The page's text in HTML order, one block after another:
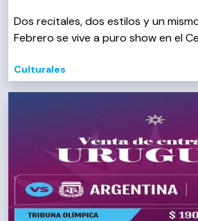
Dos recitales, dos estilos y un
Febrero se vive a puro show en el
Culturales